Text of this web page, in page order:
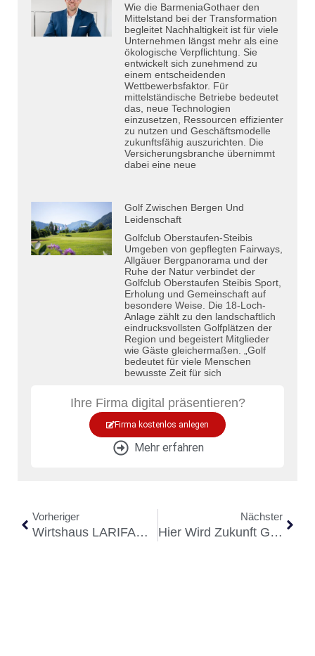
Wie die BarmeniaGothaer den
Mittelstand bei der Transformation
begleitet Nachhaltigkeit ist für viele
Unternehmen längst mehr als eine
ökologische Verpflichtung. Sie
entwickelt sich zunehmend zu
einem entscheidenden
Wettbewerbsfaktor. Für
mittelständische Betriebe bedeutet
das, neue Technologien
einzusetzen, Ressourcen effizienter
zu nutzen und Geschäftsmodelle
zukunftsfähig auszurichten. Die
Versicherungsbranche übernimmt
dabei eine neue
Golf Zwischen Bergen Und
Leidenschaft
Golfclub Oberstaufen-Steibis
Umgeben von gepflegten Fairways,
Allgäuer Bergpanorama und der
Ruhe der Natur verbindet der
Golfclub Oberstaufen Steibis Sport,
Erholung und Gemeinschaft auf
besondere Weise. Die 18-Loch-
Anlage zählt zu den landschaftlich
eindrucksvollsten Golfplätzen der
Region und begeistert Mitglieder
wie Gäste gleichermaßen. „Golf
bedeutet für viele Menschen
bewusste Zeit für sich
Ihre Firma digital präsentieren?
Firma kostenlos anlegen
Mehr erfahren
Vorheriger
Wirtshaus LARIFARI: Genießen, Feiern, Verweilen
Nächster
Hier Wird Zukunft Gebaut